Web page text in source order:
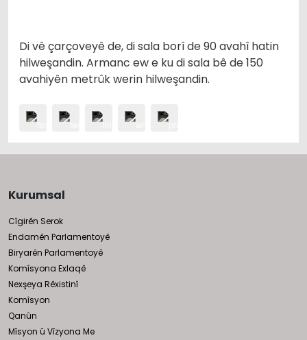
Di vê çarçoveyê de, di sala borî de 90 avahî hatin
hilweşandin. Armanc ew e ku di sala bê de 150
avahiyên metrûk werin hilweşandin.
Kurumsal
Cîgirên Serok
Endamên Parlamentoyê
Biryarên Parlamentoyê
Komîsyona Exlaqê
Nexşeya Rêxistinî
Komîsyon
Qanûn
Mîsyon û Vîzyona Me